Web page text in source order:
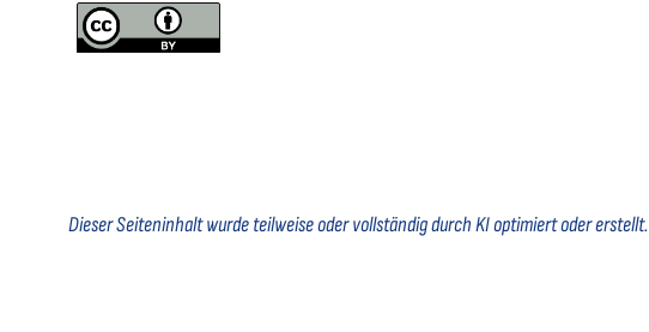
Dieser Seiteninhalt wurde teilweise oder vollständig durch KI optimiert oder erstellt.